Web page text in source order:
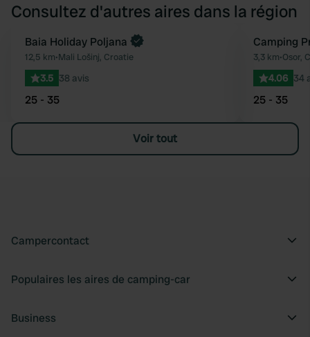
Consultez d'autres aires dans la région
Préféré
Reserve maintenant
Baia Holiday Poljana
12,5 km•Mali Lošinj, Croatie
3.5 38 avis
25 - 35
Camping
3,3 km•Osor,
4.06 34
25 - 35
Voir tout
Campercontact
Populaires les aires de camping-car
Business